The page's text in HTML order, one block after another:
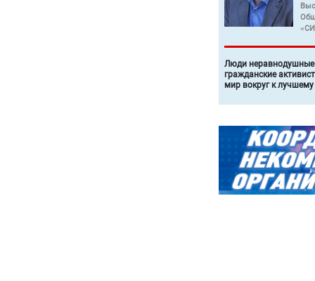
Люди неравнодушные
гражданские
мир вокруг к лучшему